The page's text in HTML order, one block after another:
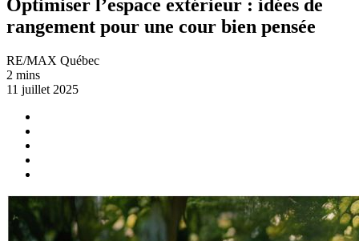
Optimiser l’espace extérieur : idées de
rangement pour une cour bien pensée
RE/MAX Québec
2 mins
11 juillet 2025